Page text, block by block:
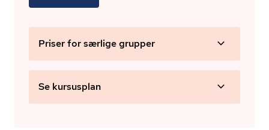
Priser for særlige grupper
Se kursusplan